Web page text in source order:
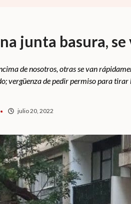
junta basura,
de nosotros, otras se van
vergüenza de pedir permiso para tirar
julio 20, 2022